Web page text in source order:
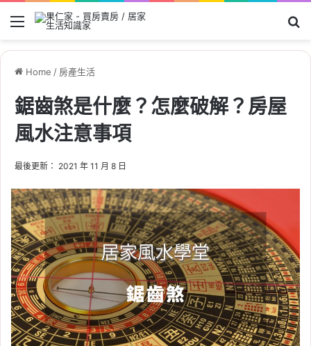
Menu
Home / 房產生活
鋸齒煞是什麼？怎麼破解？房屋
風水注意事項
最後更新： 2021 年 11 月 8 日